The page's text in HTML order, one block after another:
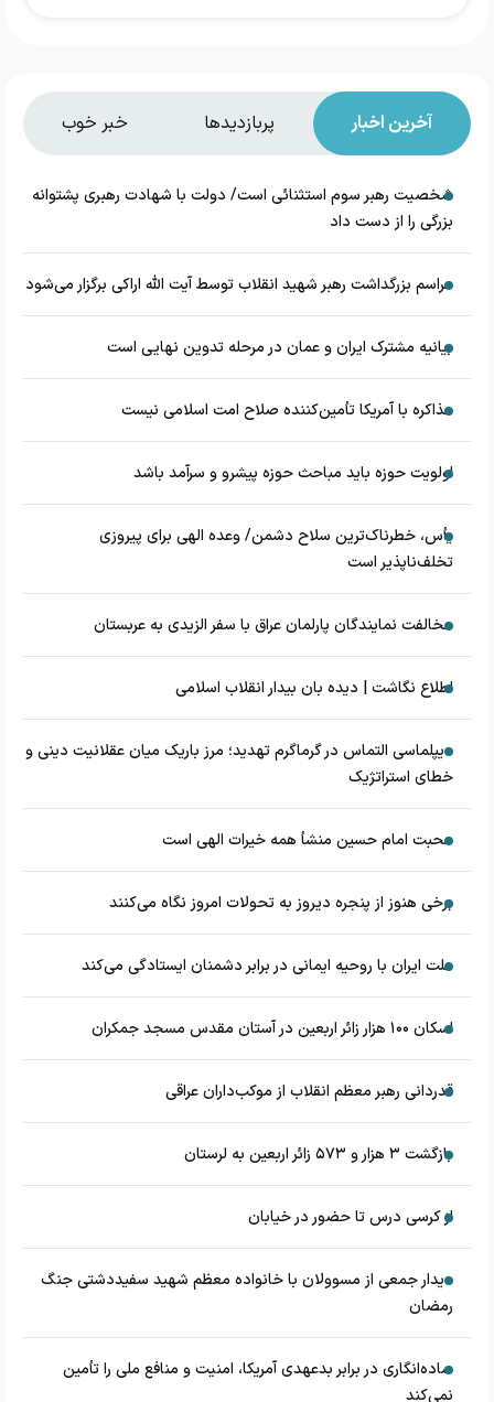
آخرین اخبار پربازدیدها خبر خوب
شخصیت رهبر سوم استثنائی است/ دولت با شهادت رهبری پشتوانه
بزرگی را از دست داد
مراسم بزرگداشت رهبر شهید انقلاب توسط آیت الله اراکی برگزار می‌شود
بیانیه مشترک ایران و عمان در مرحله تدوین نهایی است
مذاکره با آمریکا تأمین‌کننده صلاح امت اسلامی نیست
اولویت حوزه باید مباحث حوزه پیشرو و سرآمد باشد
یأس، خطرناک‌ترین سلاح دشمن/ وعده الهی برای پیروزی
تخلف‌ناپذیر است
مخالفت نمایندگان پارلمان عراق با سفر الزیدی به عربستان
اطلاع نگاشت | دیده بان بیدار انقلاب اسلامی
دیپلماسی التماس در گرماگرم تهدید؛ مرز باریک میان عقلانیت دینی و
خطای استراتژیک
محبت امام حسین منشأ همه خیرات الهی است
برخی هنوز از پنجره دیروز به تحولات امروز نگاه می‌کنند
ملت ایران با روحیه ایمانی در برابر دشمنان ایستادگی می‌کند
اسکان ۱۰۰ هزار زائر اربعین در آستان مقدس مسجد جمکران
قدردانی رهبر معظم انقلاب از موکب‌داران عراقی
بازگشت ۳ هزار و ۵۷۳ زائر اربعین به لرستان
از کرسی درس تا حضور در خیابان
دیدار جمعی از مسوولان با خانواده معظم شهید سفیددشتی جنگ
رمضان
ساده‌انگاری در برابر بدعهدی آمریکا، امنیت و منافع ملی را تأمین
نمی‌کند